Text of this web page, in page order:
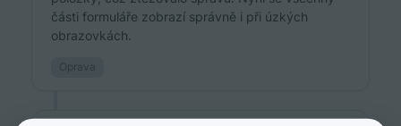
části formuláře zobrazí správně i při úzkých
obrazovkách.
Oprava